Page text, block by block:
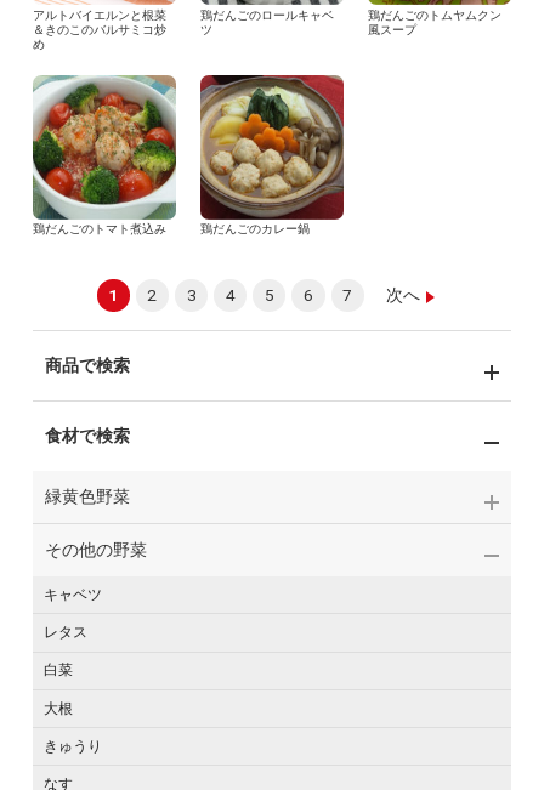
アルトバイエルンと根菜
＆きのこのバルサミコ炒
め
鶏だんごのロールキャベ
ツ
鶏だんごのトムヤムクン
風スープ
鶏だんごのトマト煮込み 鶏だんごのカレー鍋
1 2 3 4 5 6 7 次へ
商品で検索
食材で検索
緑黄色野菜
その他の野菜
キャベツ
レタス
白菜
大根
きゅうり
なす